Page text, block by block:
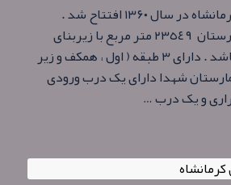
بیمارستان شهدای کرمانشاه در سال ۱۳۶۰ افتتاح شد .
مساحت کلی این بیمارستان ٢٣٥٤٩ متر مربع با زیربنای
١١٥٦٨ متر مربع می باشد . دارای ٣ طبقه ( اول ، همکف و زیر
شهدا دارای یک درب ورودی
و یک درب …